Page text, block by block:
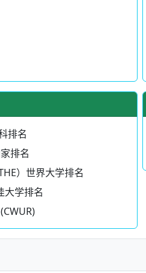
排名
排名
）世界大学排名
大学排名